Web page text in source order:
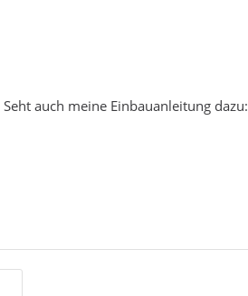
auch meine Einbauanleitung dazu: